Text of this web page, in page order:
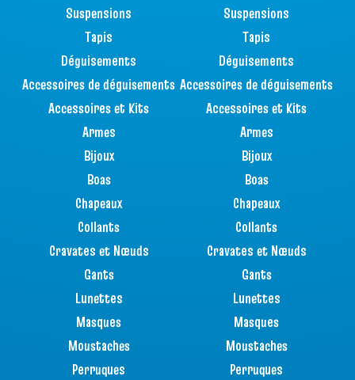
Suspensions
Tapis
Déguisements
Accessoires de déguisements
Accessoires et Kits
Armes
Bijoux
Boas
Chapeaux
Collants
Cravates et Nœuds
Gants
Lunettes
Masques
Moustaches
Perruques
Suspensions
Tapis
Déguisements
Accessoires de déguisements
Accessoires et Kits
Armes
Bijoux
Boas
Chapeaux
Collants
Cravates et Nœuds
Gants
Lunettes
Masques
Moustaches
Perruques